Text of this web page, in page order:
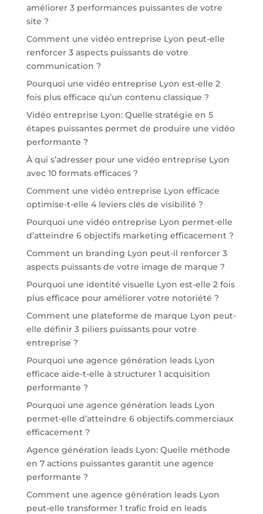
améliorer 3 performances puissantes de votre
site ?
Comment une vidéo entreprise Lyon peut-elle
renforcer 3 aspects puissants de votre
communication ?
Pourquoi une vidéo entreprise Lyon est-elle 2
fois plus efficace qu’un contenu classique ?
Vidéo entreprise Lyon: Quelle stratégie en 5
étapes puissantes permet de produire une vidéo
performante ?
À qui s’adresser pour une vidéo entreprise Lyon
avec 10 formats efficaces ?
Comment une vidéo entreprise Lyon efficace
optimise-t-elle 4 leviers clés de visibilité ?
Pourquoi une vidéo entreprise Lyon permet-elle
d’atteindre 6 objectifs marketing efficacement ?
Comment un branding Lyon peut-il renforcer 3
aspects puissants de votre image de marque ?
Pourquoi une identité visuelle Lyon est-elle 2 fois
plus efficace pour améliorer votre notoriété ?
Comment une plateforme de marque Lyon peut-
elle définir 3 piliers puissants pour votre
entreprise ?
Pourquoi une agence génération leads Lyon
efficace aide-t-elle à structurer 1 acquisition
performante ?
Pourquoi une agence génération leads Lyon
permet-elle d’atteindre 6 objectifs commerciaux
efficacement ?
Agence génération leads Lyon: Quelle méthode
en 7 actions puissantes garantit une agence
performante ?
Comment une agence génération leads Lyon
peut-elle transformer 1 trafic froid en leads